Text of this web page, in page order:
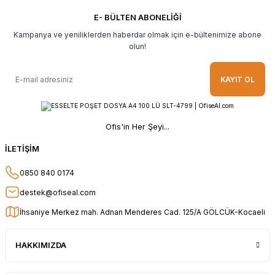
hediye ile geldi Teşekkür ederim Tavsiye
Ahmet Yılmaz | 29/04/2026
paketlenmiş, sorunsuz teslim aldım,
O... A... | 10/02/2026
Teşekkür ederim.
E... Ö... | 14/01/2026
E- BÜLTEN ABONELİĞİ
Kampanya ve yeniliklerden haberdar olmak için e-bültenimize abone
olun!
KAYIT OL
Ofis'in Her Şeyi...
İLETİŞİM
0850 840 0174
destek@ofiseal.com
İhsaniye Merkez mah. Adnan Menderes Cad. 125/A GÖLCÜK-Kocaeli
HAKKIMIZDA